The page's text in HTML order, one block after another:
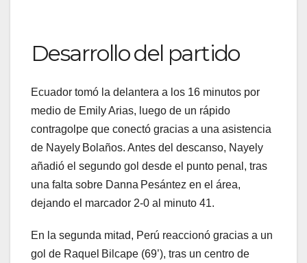
Desarrollo del partido
Ecuador tomó la delantera a los 16 minutos por
medio de Emily Arias, luego de un rápido
contragolpe que conectó gracias a una asistencia
de Nayely Bolaños. Antes del descanso, Nayely
añadió el segundo gol desde el punto penal, tras
una falta sobre Danna Pesántez en el área,
dejando el marcador 2‑0 al minuto 41.
En la segunda mitad, Perú reaccionó gracias a un
gol de Raquel Bilcape (69’), tras un centro de